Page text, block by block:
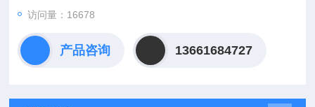
访问量：16678
产品咨询 13661684727